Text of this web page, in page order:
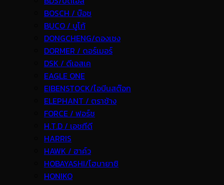
BOSCH / บ๊อช
BUCO / บูโก้
DONGCHENG/ดองเชง
DORMER / ดอร์เมอร์
DSK / ดีเอสเค
EAGLE ONE
EIBENSTOCK/ไอบีนสต๊อก
ELEPHANT / ตราช้าง
FORCE / ฟอร์ช
H.T.D / เอชทีดี
HARRIS
HAWK / ฮาค์ว
HOBAYASHI/โฮบายาชิ
HONIKO